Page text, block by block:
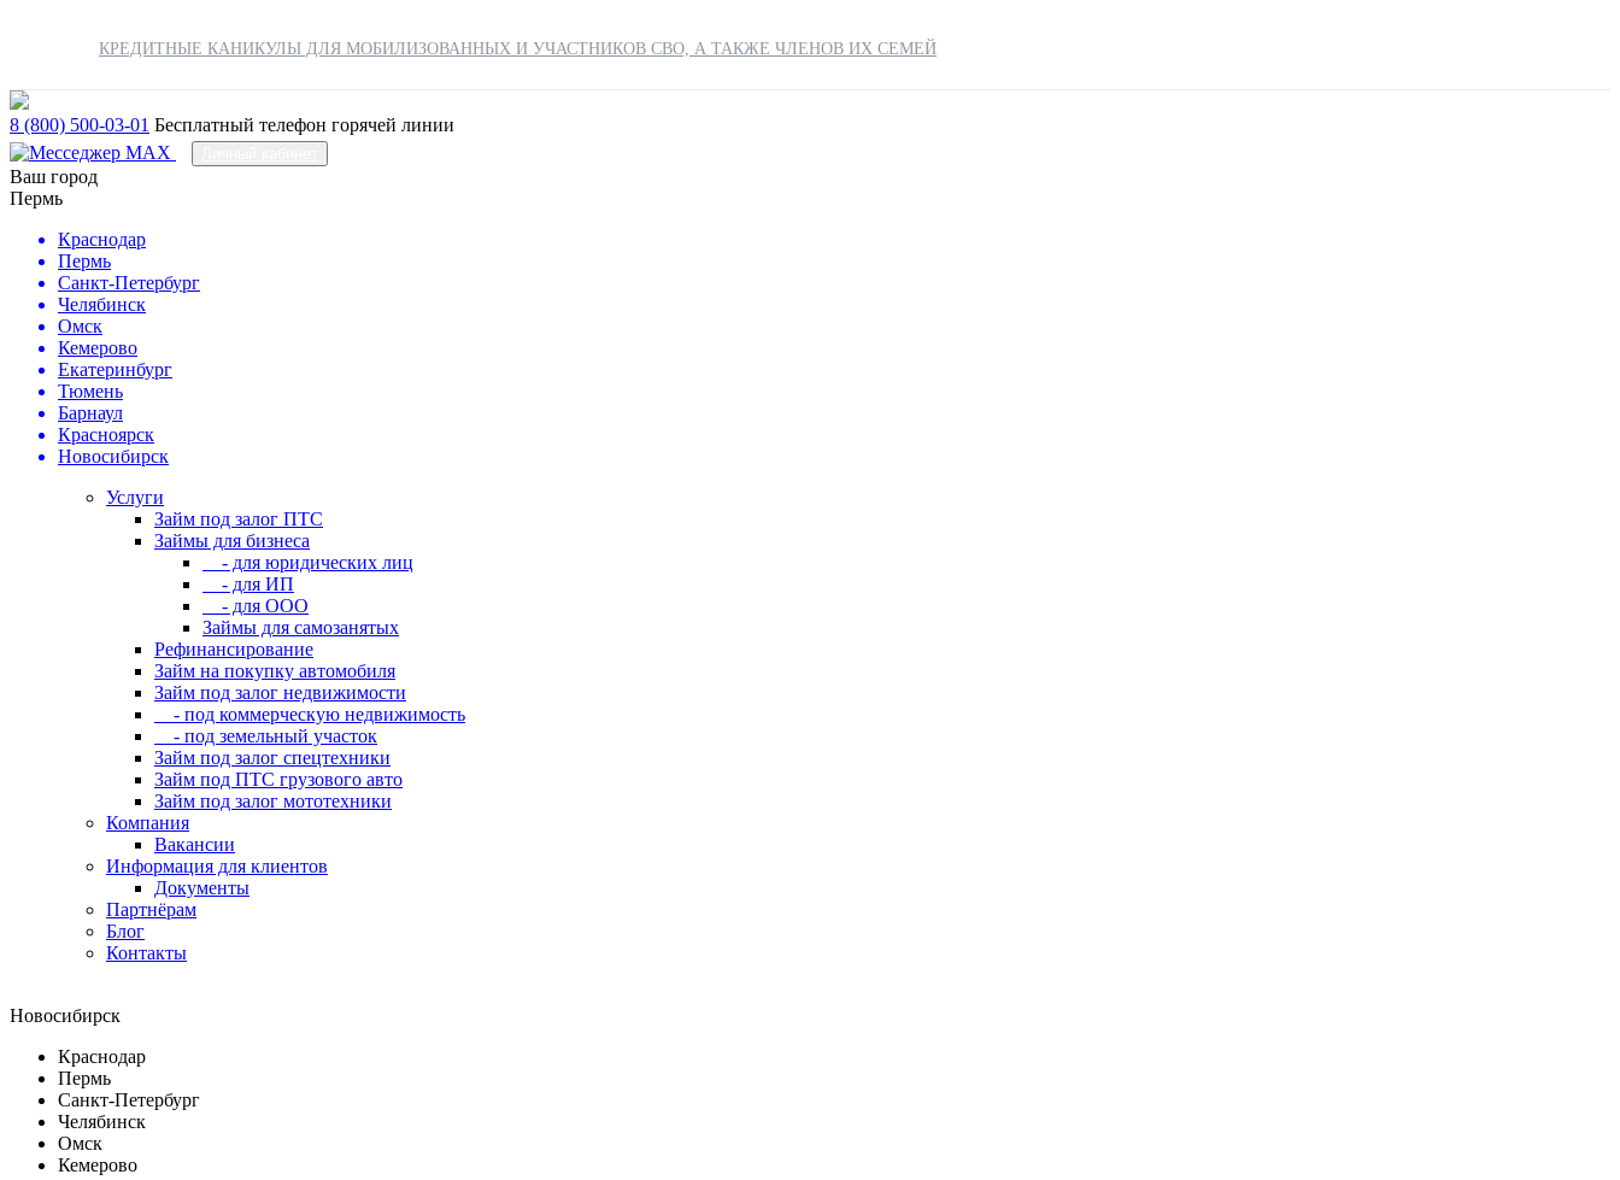
КРЕДИТНЫЕ КАНИКУЛЫ ДЛЯ МОБИЛИЗОВАННЫХ И УЧАСТНИКОВ СВО, А ТАКЖЕ ЧЛЕНОВ ИХ СЕМЕЙ
8 (800) 500-03-01 Бесплатный телефон горячей линии
Ваш город
Пермь
Краснодар
Пермь
Санкт-Петербург
Челябинск
Омск
Кемерово
Екатеринбург
Тюмень
Барнаул
Красноярск
Новосибирск
Услуги
Займ под залог ПТС
Займы для бизнеса
- для юридических лиц
- для ИП
- для ООО
Займы для самозанятых
Рефинансирование
Займ на покупку автомобиля
Займ под залог недвижимости
- под коммерческую недвижимость
- под земельный участок
Займ под залог спецтехники
Займ под ПТС грузового авто
Займ под залог мототехники
Компания
Вакансии
Информация для клиентов
Документы
Партнёрам
Блог
Контакты
Новосибирск
Краснодар
Пермь
Санкт-Петербург
Челябинск
Омск
Кемерово